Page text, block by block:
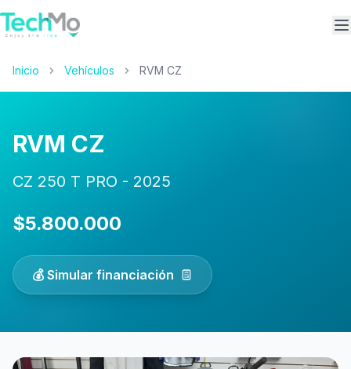
Inicio Vehículos RVM CZ
RVM CZ
CZ 250 T PRO - 2025
$5.800.000
💰 Simular financiación